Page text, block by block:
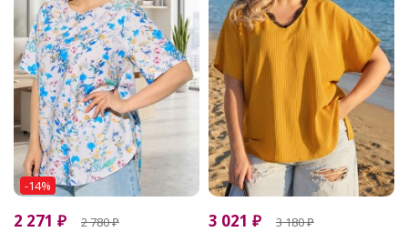
-14%
2 271 ₽ 2 780₽ 3 021 ₽ 3 180₽